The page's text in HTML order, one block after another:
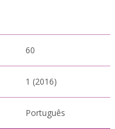
60
1 (2016)
Português